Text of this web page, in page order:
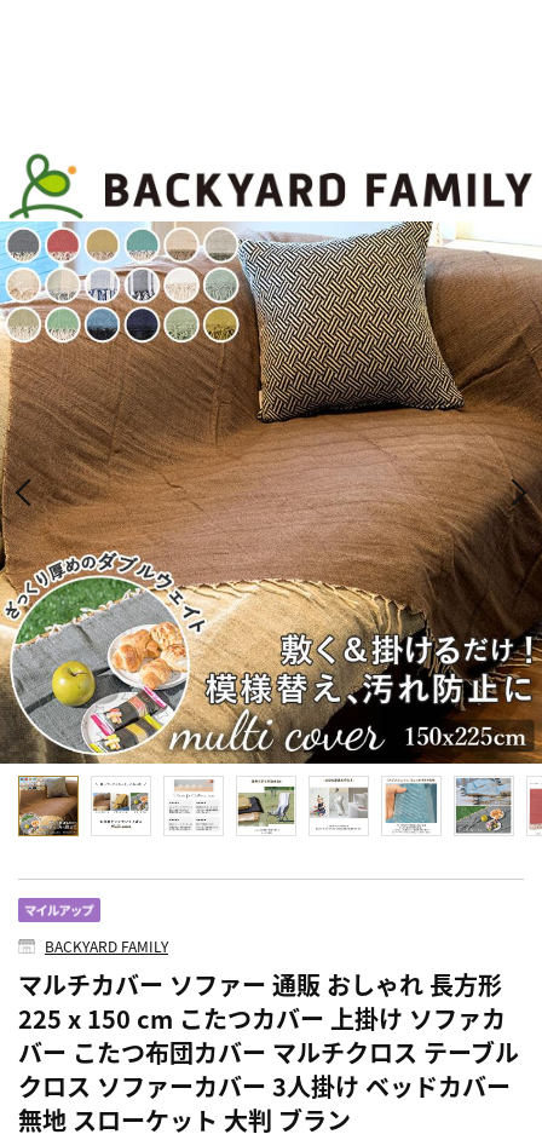
BACKYARD FAMILY
マルチカバー ソファー 通販 おしゃれ 長方形
225 x 150 cm こたつカバー 上掛け ソファカ
バー こたつ布団カバー マルチクロス テーブル
クロス ソファーカバー 3人掛け ベッドカバー
無地 スローケット 大判 ブラン